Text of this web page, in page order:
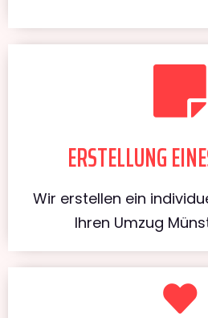
ERSTELLUNG
Wir erstellen ein
Ihren Umzug